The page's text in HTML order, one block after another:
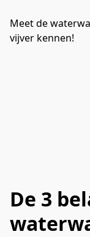
Meet de
vijver kennen!
De 3